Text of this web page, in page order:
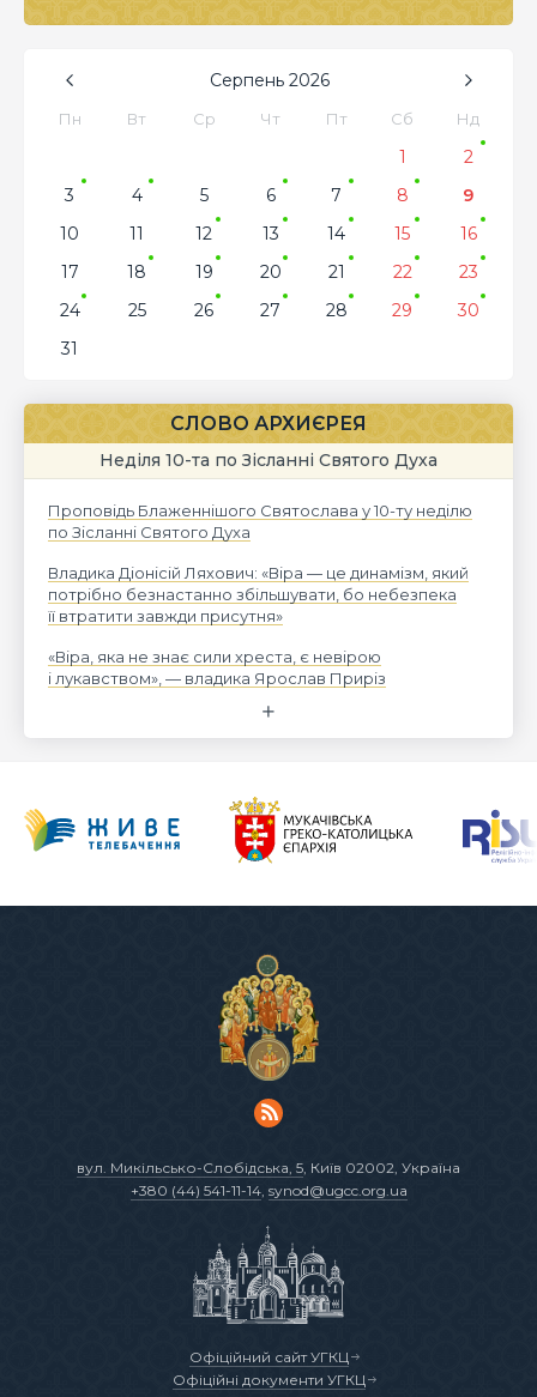
Серпень 2026
Пн Вт Ср Чт Пт Сб Нд
1
2
3
4 5 6 7 8
9
10
11 12 13 14 15
16
17
18 19 20 21 22
23
24
25 26 27 28 29
30
31
СЛОВО АРХИЄРЕЯ
Неділя 10-та по Зісланні Святого Духа
Проповідь Блаженнішого Святослава у 10-ту неділю
по Зісланні Святого Духа
Владика Діонісій Ляхович: «Віра — це динамізм, який
потрібно безнастанно збільшувати, бо небезпека
її втратити завжди присутня»
«Віра, яка не знає сили хреста, є невірою
і лукавством», — владика Ярослав Приріз
вул. Микільсько-Слобідська, 5 , Київ 02002, Україна
+380 (44) 541-11-14, synod@ugcc.org.ua
Офіційний сайт УГКЦ
Офіційні документи УГКЦ